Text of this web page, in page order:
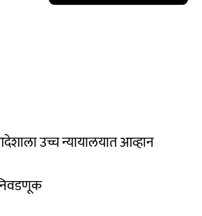
उच्च न्यायालयात आव्हान